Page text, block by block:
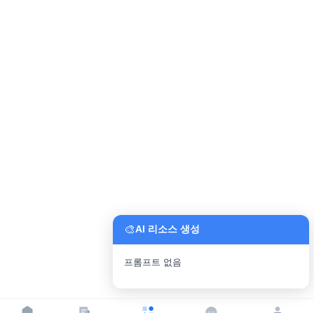
🎨AI 리소스 생성
프롬프트 없음